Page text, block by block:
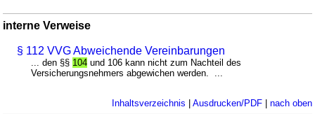
interne Verweise
§ 112 VVG Abweichende Vereinbarungen
... den §§ 104 und 106 kann nicht zum Nachteil des
Versicherungsnehmers abgewichen werden. ...
Inhaltsverzeichnis | Ausdrucken/PDF| nach oben